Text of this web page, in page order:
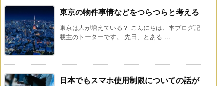
東京の物件事情などをつらつらと考える
東京は人が増えている？ こんにちは、本ブログ記
載主のトーターです。 先日、とある ...
日本でもスマホ使用制限についての話が